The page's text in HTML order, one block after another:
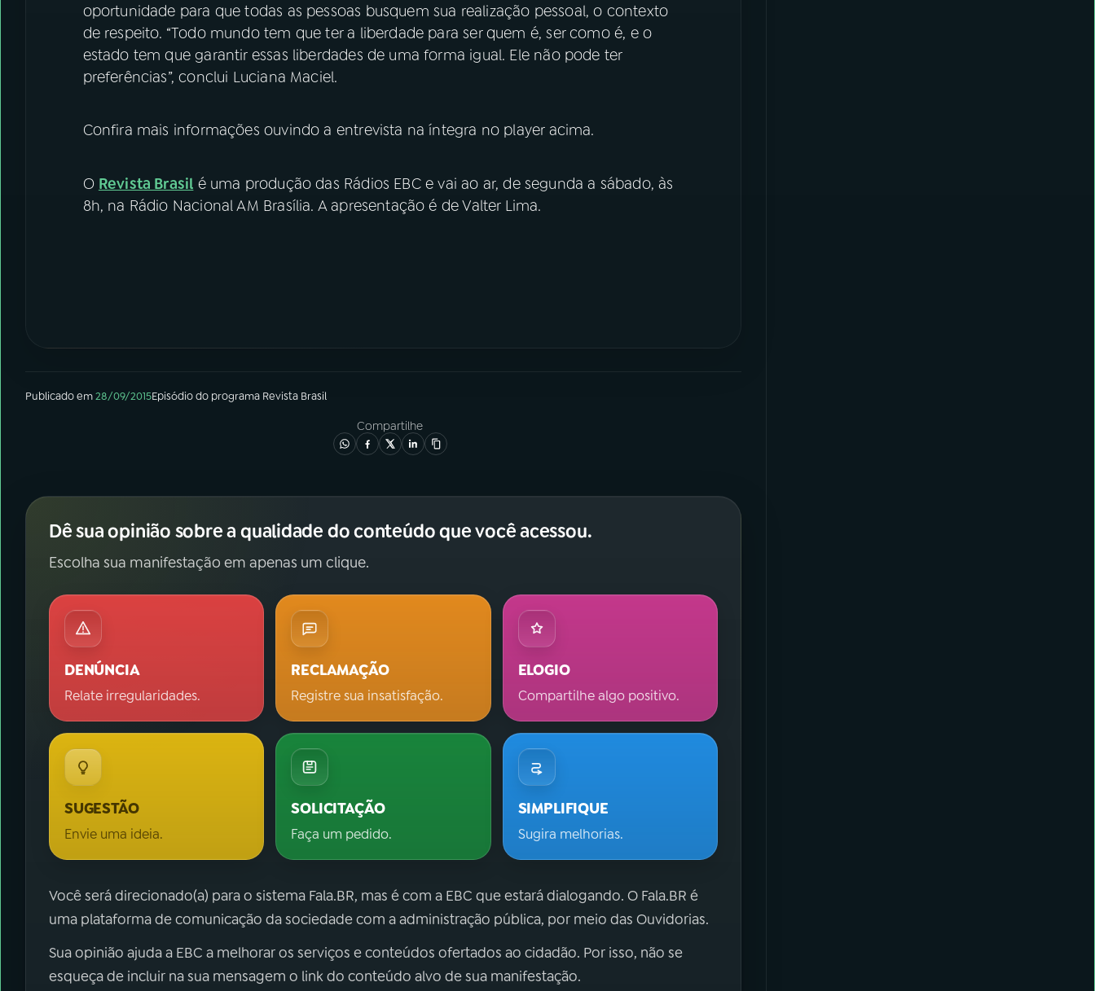
oportunidade para que todas as pessoas busquem sua realização pessoal, o contexto
de respeito. “Todo mundo tem que ter a liberdade para ser quem é, ser como é, e o
estado tem que garantir essas liberdades de uma forma igual. Ele não pode ter
preferências”, conclui Luciana Maciel.
Confira mais informações ouvindo a entrevista na íntegra no player acima.
O Revista Brasil é uma produção das Rádios EBC e vai ao ar, de segunda a sábado, às
8h, na Rádio Nacional AM Brasília. A apresentação é de Valter Lima.
Publicado em28/09/2015Episódiodo programa Revista Brasil
Compartilhe
Dê sua opinião sobre a qualidade do conteúdo que você acessou.
Escolha sua manifestação em apenas um clique.
DENÚNCIA
Relate irregularidades.
RECLAMAÇÃO
Registre sua insatisfação.
ELOGIO
Compartilhe algo positivo.
SUGESTÃO
Envie uma ideia.
SOLICITAÇÃO
Faça um pedido.
SIMPLIFIQUE
Sugira melhorias.
Você será direcionado(a) para o sistema Fala.BR, mas é com a EBC que estará dialogando. O Fala.BR é
uma plataforma de comunicação da sociedade com a administração pública, por meio das Ouvidorias.
Sua opinião ajuda a EBC a melhorar os serviços e conteúdos ofertados ao cidadão. Por isso, não se
esqueça de incluir na sua mensagem o link do conteúdo alvo de sua manifestação.